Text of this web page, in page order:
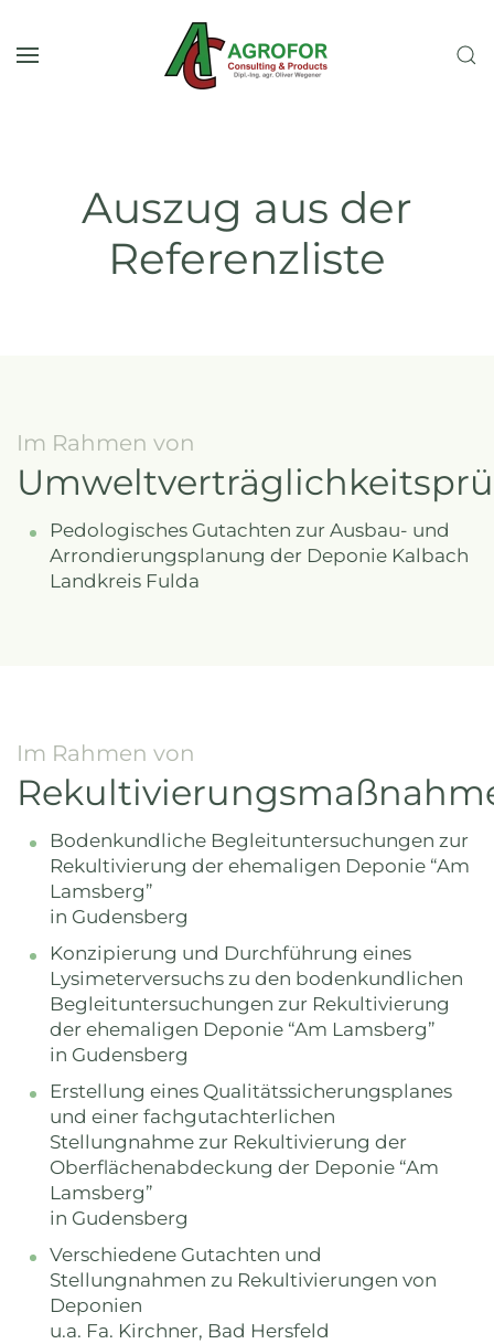
Skip to main content
Auszug aus der
Referenzliste
Im Rahmen von
Pedologisches Gutachten zur Ausbau- und
Arrondierungsplanung der Deponie Kalbach
Landkreis Fulda
Im Rahmen von
Bodenkundliche Begleituntersuchungen zur
Rekultivierung der ehemaligen Deponie “Am
Lamsberg”
in Gudensberg
Konzipierung und Durchführung eines
Lysimeterversuchs zu den bodenkundlichen
Begleituntersuchungen zur Rekultivierung
der ehemaligen Deponie “Am Lamsberg”
in Gudensberg
Erstellung eines Qualitätssicherungsplanes
und einer fachgutachterlichen
Stellungnahme zur Rekultivierung der
Oberflächenabdeckung der Deponie “Am
Lamsberg”
in Gudensberg
Verschiedene Gutachten und
Stellungnahmen zu Rekultivierungen von
Deponien
u.a. Fa. Kirchner, Bad Hersfeld